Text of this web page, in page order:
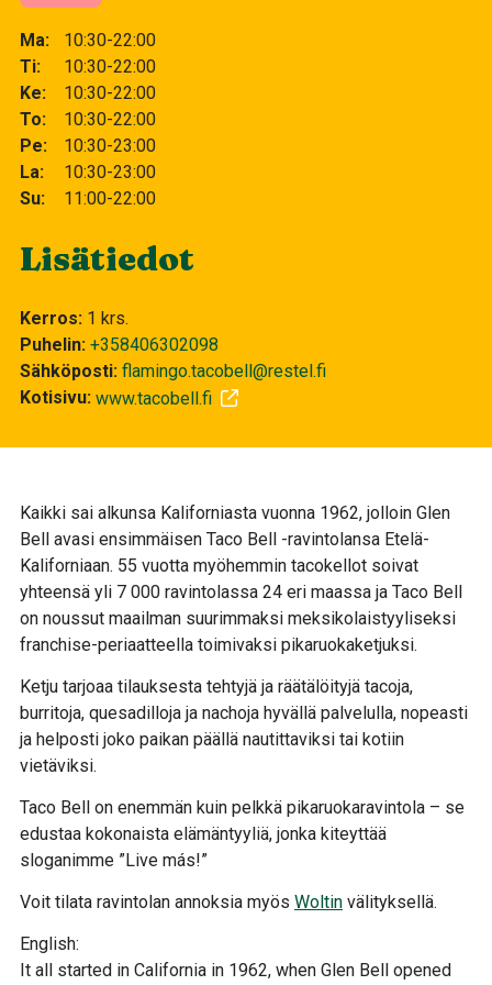
Kaikki sai alkunsa Kaliforniasta vuonna 1962, jolloin Glen
Bell avasi ensimmäisen Taco Bell -ravintolansa Etelä-
Kaliforniaan. 55 vuotta myöhemmin tacokellot soivat
yhteensä yli 7 000 ravintolassa 24 eri maassa ja Taco Bell
on noussut maailman suurimmaksi meksikolaistyyliseksi
franchise-periaatteella toimivaksi pikaruokaketjuksi.
Ketju tarjoaa tilauksesta tehtyjä ja räätälöityjä tacoja,
burritoja, quesadilloja ja nachoja hyvällä palvelulla, nopeasti
ja helposti joko paikan päällä nautittaviksi tai kotiin
vietäviksi.
Taco Bell on enemmän kuin pelkkä pikaruokaravintola – se
edustaa kokonaista elämäntyyliä, jonka kiteyttää
sloganimme ”Live más!”
Voit tilata ravintolan annoksia myös Woltin välityksellä.
English:
It all started in California in 1962, when Glen Bell opened
Ma
10:30-22:00
Ti
10:30-22:00
Ke
10:30-22:00
To
10:30-22:00
Pe
10:30-23:00
La
10:30-23:00
Su
11:00-22:00
Lisätiedot
Kerros 1 krs.
Puhelin +358406302098
Sähköposti flamingo.tacobell@restel.fi
Kotisivu www.tacobell.fi